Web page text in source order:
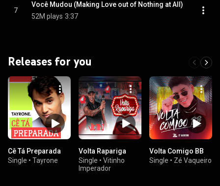
7
Você Mudou (Making Love out of Nothing at All)
52M plays 3:37
Releases for you
Cê Tá Preparada
Single • Tayrone
Volta Rapariga
Single • Vitinho
Imperador
Volta Comigo BB
Single • Zé Vaqueiro